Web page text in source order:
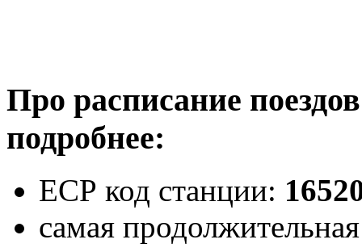
Про расписание
подробнее:
ЕСР код станции:
самая